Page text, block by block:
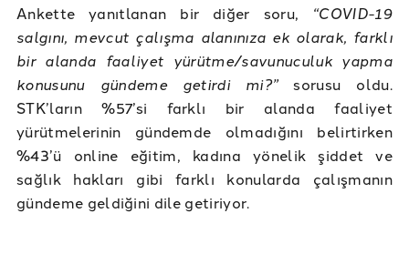
Ankette yanıtlanan bir diğer soru, “COVID-19
salgını, mevcut çalışma alanınıza ek olarak, farklı
bir alanda faaliyet yürütme/savunuculuk yapma
konusunu gündeme getirdi mi?”sorusu oldu.
STK’ların %57’si farklı bir alanda faaliyet
yürütmelerinin gündemde olmadığını belirtirken
%43’ü online eğitim, kadına yönelik şiddet ve
sağlık hakları gibi farklı konularda çalışmanın
gündeme geldiğini dile getiriyor.